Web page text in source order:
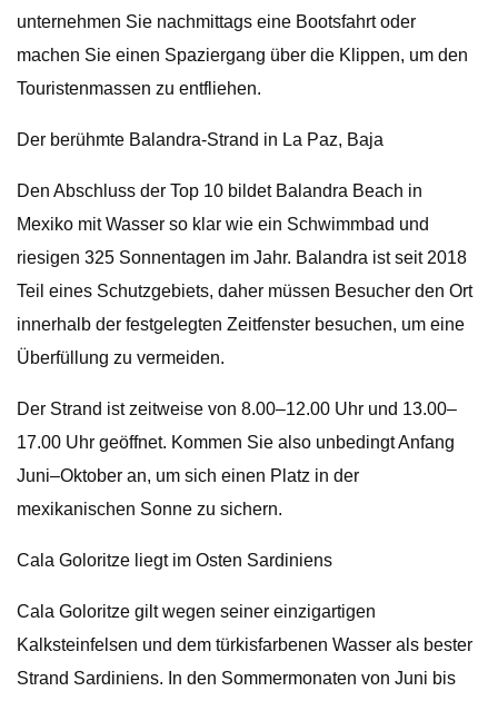
unternehmen Sie nachmittags eine Bootsfahrt oder
machen Sie einen Spaziergang über die Klippen, um den
Touristenmassen zu entfliehen.
Der berühmte Balandra-Strand in La Paz, Baja
Den Abschluss der Top 10 bildet Balandra Beach in
Mexiko mit Wasser so klar wie ein Schwimmbad und
riesigen 325 Sonnentagen im Jahr. Balandra ist seit 2018
Teil eines Schutzgebiets, daher müssen Besucher den Ort
innerhalb der festgelegten Zeitfenster besuchen, um eine
Überfüllung zu vermeiden.
Der Strand ist zeitweise von 8.00–12.00 Uhr und 13.00–
17.00 Uhr geöffnet. Kommen Sie also unbedingt Anfang
Juni–Oktober an, um sich einen Platz in der
mexikanischen Sonne zu sichern.
Cala Goloritze liegt im Osten Sardiniens
Cala Goloritze gilt wegen seiner einzigartigen
Kalksteinfelsen und dem türkisfarbenen Wasser als bester
Strand Sardiniens. In den Sommermonaten von Juni bis